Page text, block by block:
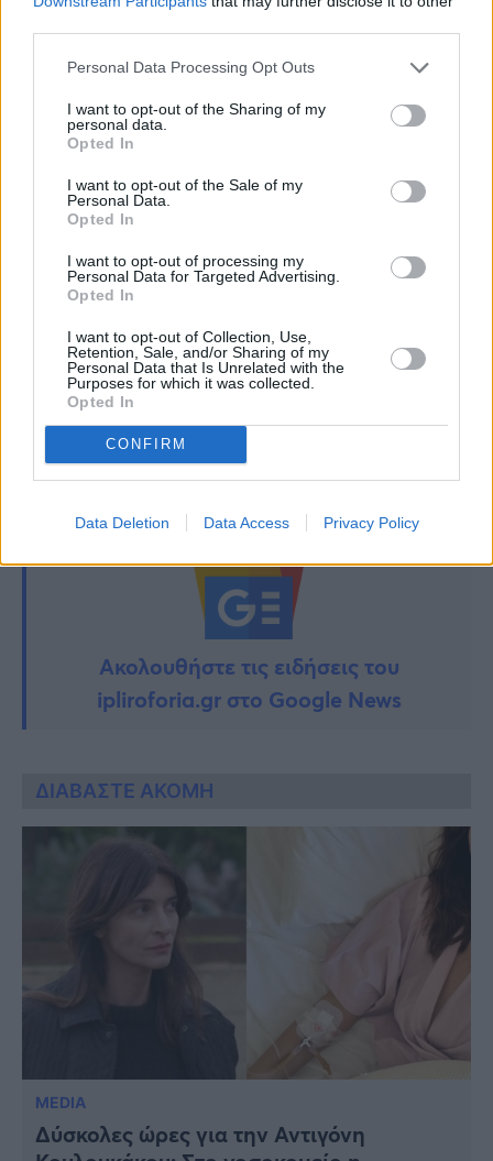
Personal Data Processing Opt Outs
I want to opt-out of the Sharing of my
personal data.
Opted In
I want to opt-out of the Sale of my
Personal Data.
Opted In
I want to opt-out of processing my
Personal Data for Targeted Advertising.
Opted In
I want to opt-out of Collection, Use,
Retention, Sale, and/or Sharing of my
Personal Data that Is Unrelated with the
Purposes for which it was collected.
Opted In
CONFIRM
Data Deletion Data Access Privacy Policy
TAGS:
ΓΗ ΤΗΣ ΕΛΙΑΣ
ΑΓΓΕΛΟΠΟΥΛΟΣ ΜΗΤΕΡΑ
ΝΤΑΝΟΣ
Ακολουθήστε τις ειδήσεις του
ipliroforia.gr στο Google News
ΔΙΑΒΑΣΤΕ ΑΚΟΜΗ
MEDIA
Δύσκολες ώρες για την Αντιγόνη